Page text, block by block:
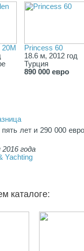
Princess 60
18.6 м, 2012 год
Турция
890 000 евро
лет и 290 000
года
Yachting
каталоге: